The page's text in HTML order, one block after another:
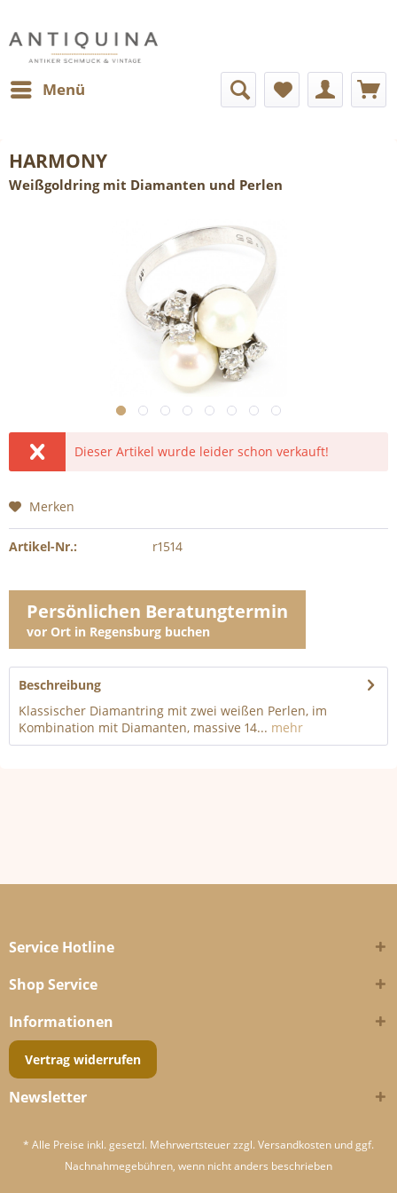
Menü
HARMONY
Weißgoldring mit Diamanten und Perlen
Dieser Artikel wurde leider schon verkauft!
Merken
Artikel-Nr.: r1514
Persönlichen Beratungtermin
vor Ort in Regensburg buchen
Beschreibung
Klassischer Diamantring mit zwei weißen Perlen, im
Kombination mit Diamanten, massive 14... mehr
Service Hotline
Shop Service
Informationen
Vertrag widerrufen
Newsletter
* Alle Preise inkl. gesetzl. Mehrwertsteuer zzgl. Versandkosten und ggf.
Nachnahmegebühren, wenn nicht anders beschrieben